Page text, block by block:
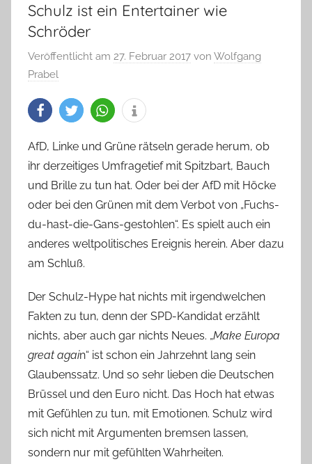
Schulz ist ein Entertainer wie
Schröder
Veröffentlicht am 27. Februar 2017 von Wolfgang
Prabel
AfD, Linke und Grüne rätseln gerade herum, ob
ihr derzeitiges Umfragetief mit Spitzbart, Bauch
und Brille zu tun hat. Oder bei der AfD mit Höcke
oder bei den Grünen mit dem Verbot von „Fuchs-
du-hast-die-Gans-gestohlen“. Es spielt auch ein
anderes weltpolitisches Ereignis herein. Aber dazu
am Schluß.
Der Schulz-Hype hat nichts mit irgendwelchen
Fakten zu tun, denn der SPD-Kandidat erzählt
nichts, aber auch gar nichts Neues. „Make Europa
great again“ ist schon ein Jahrzehnt lang sein
Glaubenssatz. Und so sehr lieben die Deutschen
Brüssel und den Euro nicht. Das Hoch hat etwas
mit Gefühlen zu tun, mit Emotionen. Schulz wird
sich nicht mit Argumenten bremsen lassen,
sondern nur mit gefühlten Wahrheiten.